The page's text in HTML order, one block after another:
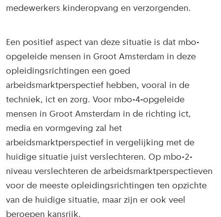
medewerkers kinderopvang en verzorgenden.
Een positief aspect van deze situatie is dat mbo-
opgeleide mensen in Groot Amsterdam in deze
opleidingsrichtingen een goed
arbeidsmarktperspectief hebben, vooral in de
techniek, ict en zorg. Voor mbo-4-opgeleide
mensen in Groot Amsterdam in de richting ict,
media en vormgeving zal het
arbeidsmarktperspectief in vergelijking met de
huidige situatie juist verslechteren. Op mbo-2-
niveau verslechteren de arbeidsmarktperspectieven
voor de meeste opleidingsrichtingen ten opzichte
van de huidige situatie, maar zijn er ook veel
beroepen kansrijk.